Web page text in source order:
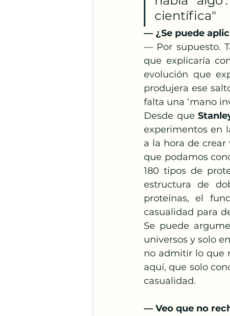
científica"
— ¿Se puede
— Por supuesto.
que explicaría
evolución que
produjera ese
falta una ‘mano
Desde que
experimentos en
a la hora de
que podamos
180 tipos de
estructura de
proteínas, el
casualidad para
Se puede
universos y solo
no admitir lo que
aquí, que solo
casualidad.
— Veo que no